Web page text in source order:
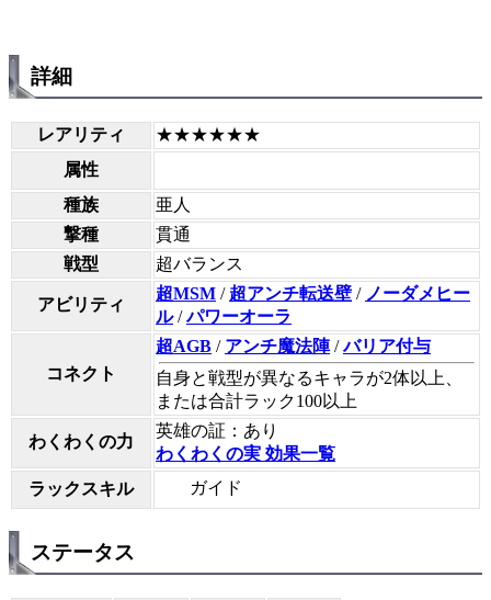
詳細
レアリティ
★★★★★★
属性
種族
亜人
撃種
貫通
戦型
超バランス
アビリティ
超MSM / 超アンチ転送壁 / ノーダメヒー
ル/パワーオーラ
コネクト
超AGB / アンチ魔法陣/バリア付与
自身と戦型が異なるキャラが2体以上、
または合計ラック100以上
わくわくの力
英雄の証：あり
わくわくの実 効果一覧
ラックスキル
ガイド
ステータス